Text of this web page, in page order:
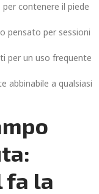
contenere il piede
pensato per sessioni
per un uso frequente
abbinabile a qualsiasi
fa la